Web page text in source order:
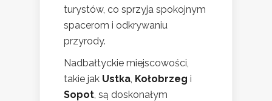
turystów, co sprzyja spokojnym
spacerom i odkrywaniu
przyrody.
Nadbałtyckie miejscowości,
takie jak Ustka Kołobrzeg i
Sopot , są doskonałym